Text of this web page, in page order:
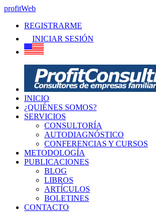
profitWeb
REGISTRARME
INICIAR SESIÓN
INICIO
¿QUIÉNES SOMOS?
SERVICIOS
CONSULTORÍA
AUTODIAGNÓSTICO
CONFERENCIAS Y CURSOS
METODOLOGÍA
PUBLICACIONES
BLOG
LIBROS
ARTÍCULOS
BOLETINES
CONTACTO